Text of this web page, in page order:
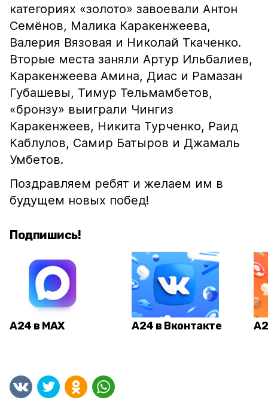
категориях «золото» завоевали Антон
Семёнов, Малика Каракенжеева,
Валерия Вязовая и Николай Ткаченко.
Вторые места заняли Артур Ильбалиев,
Каракенжеева Амина, Диас и Рамазан
Губашевы, Тимур Тельмамбетов,
«бронзу» выиграли Чингиз
Каракенжеев, Никита Турченко, Раид
Каблулов, Самир Батыров и Джамаль
Умбетов.
Поздравляем ребят и желаем им в
будущем новых побед!
Подпишись!
А24 в MAX А24 в Вконтакте